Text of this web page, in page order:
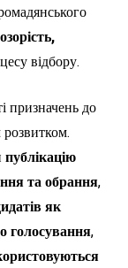
відбору.
призначень до
публікацію
та обрання,
як
голосування,